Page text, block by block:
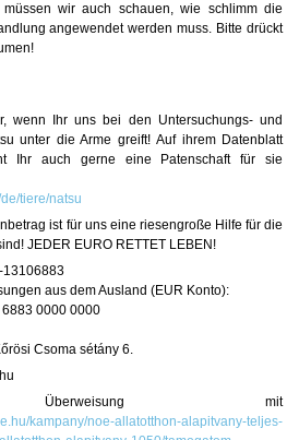
wir auch schauen, wie schlimm die
angewendet werden muss. Bitte drückt
wenn Ihr uns bei den Untersuchungs- und
unter die Arme greift! Auf ihrem Datenblatt
Ihr auch gerne eine Patenschaft für sie
tiere/natsu
ist für uns eine riesengroße Hilfe für die
JEDER EURO RETTET LEBEN!
13106883
aus dem Ausland (EUR Konto):
6883 0000 0000
Csoma sétány 6.
Überweisung mit
kampany/noe-allatotthon-alapitvany-teljes-